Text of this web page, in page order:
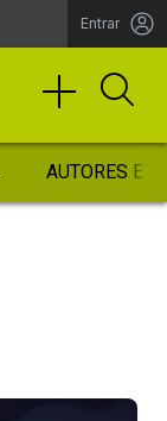
Entrar
AUTORES